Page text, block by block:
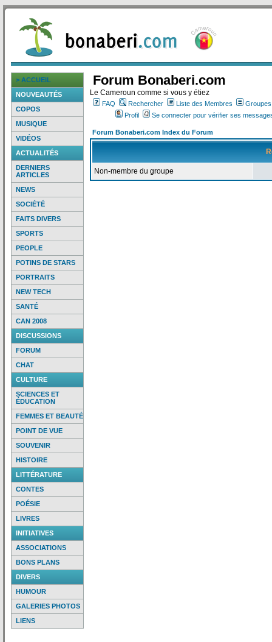
> ACCUEIL
NOUVEAUTÉS
COPOS
MUSIQUE
VIDÉOS
ACTUALITÉS
DERNIERS
ARTICLES
NEWS
SOCIÉTÉ
FAITS DIVERS
SPORTS
PEOPLE
POTINS DE STARS
PORTRAITS
NEW TECH
SANTÉ
CAN 2008
DISCUSSIONS
FORUM
CHAT
CULTURE
SCIENCES ET
ÉDUCATION
FEMMES ET BEAUTÉ
POINT DE VUE
SOUVENIR
HISTOIRE
LITTÉRATURE
CONTES
POÉSIE
LIVRES
INITIATIVES
ASSOCIATIONS
BONS PLANS
DIVERS
HUMOUR
GALERIES PHOTOS
LIENS
Forum Bonaberi.com
Le Cameroun comme si vous y étiez
FAQ Rechercher Liste des Membres
Profil
Se connecter pour vérifier ses
Forum Bonaberi.com Index du Forum
Non-membre du groupe